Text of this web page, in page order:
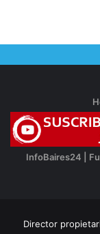
InfoBaires24 |
Director